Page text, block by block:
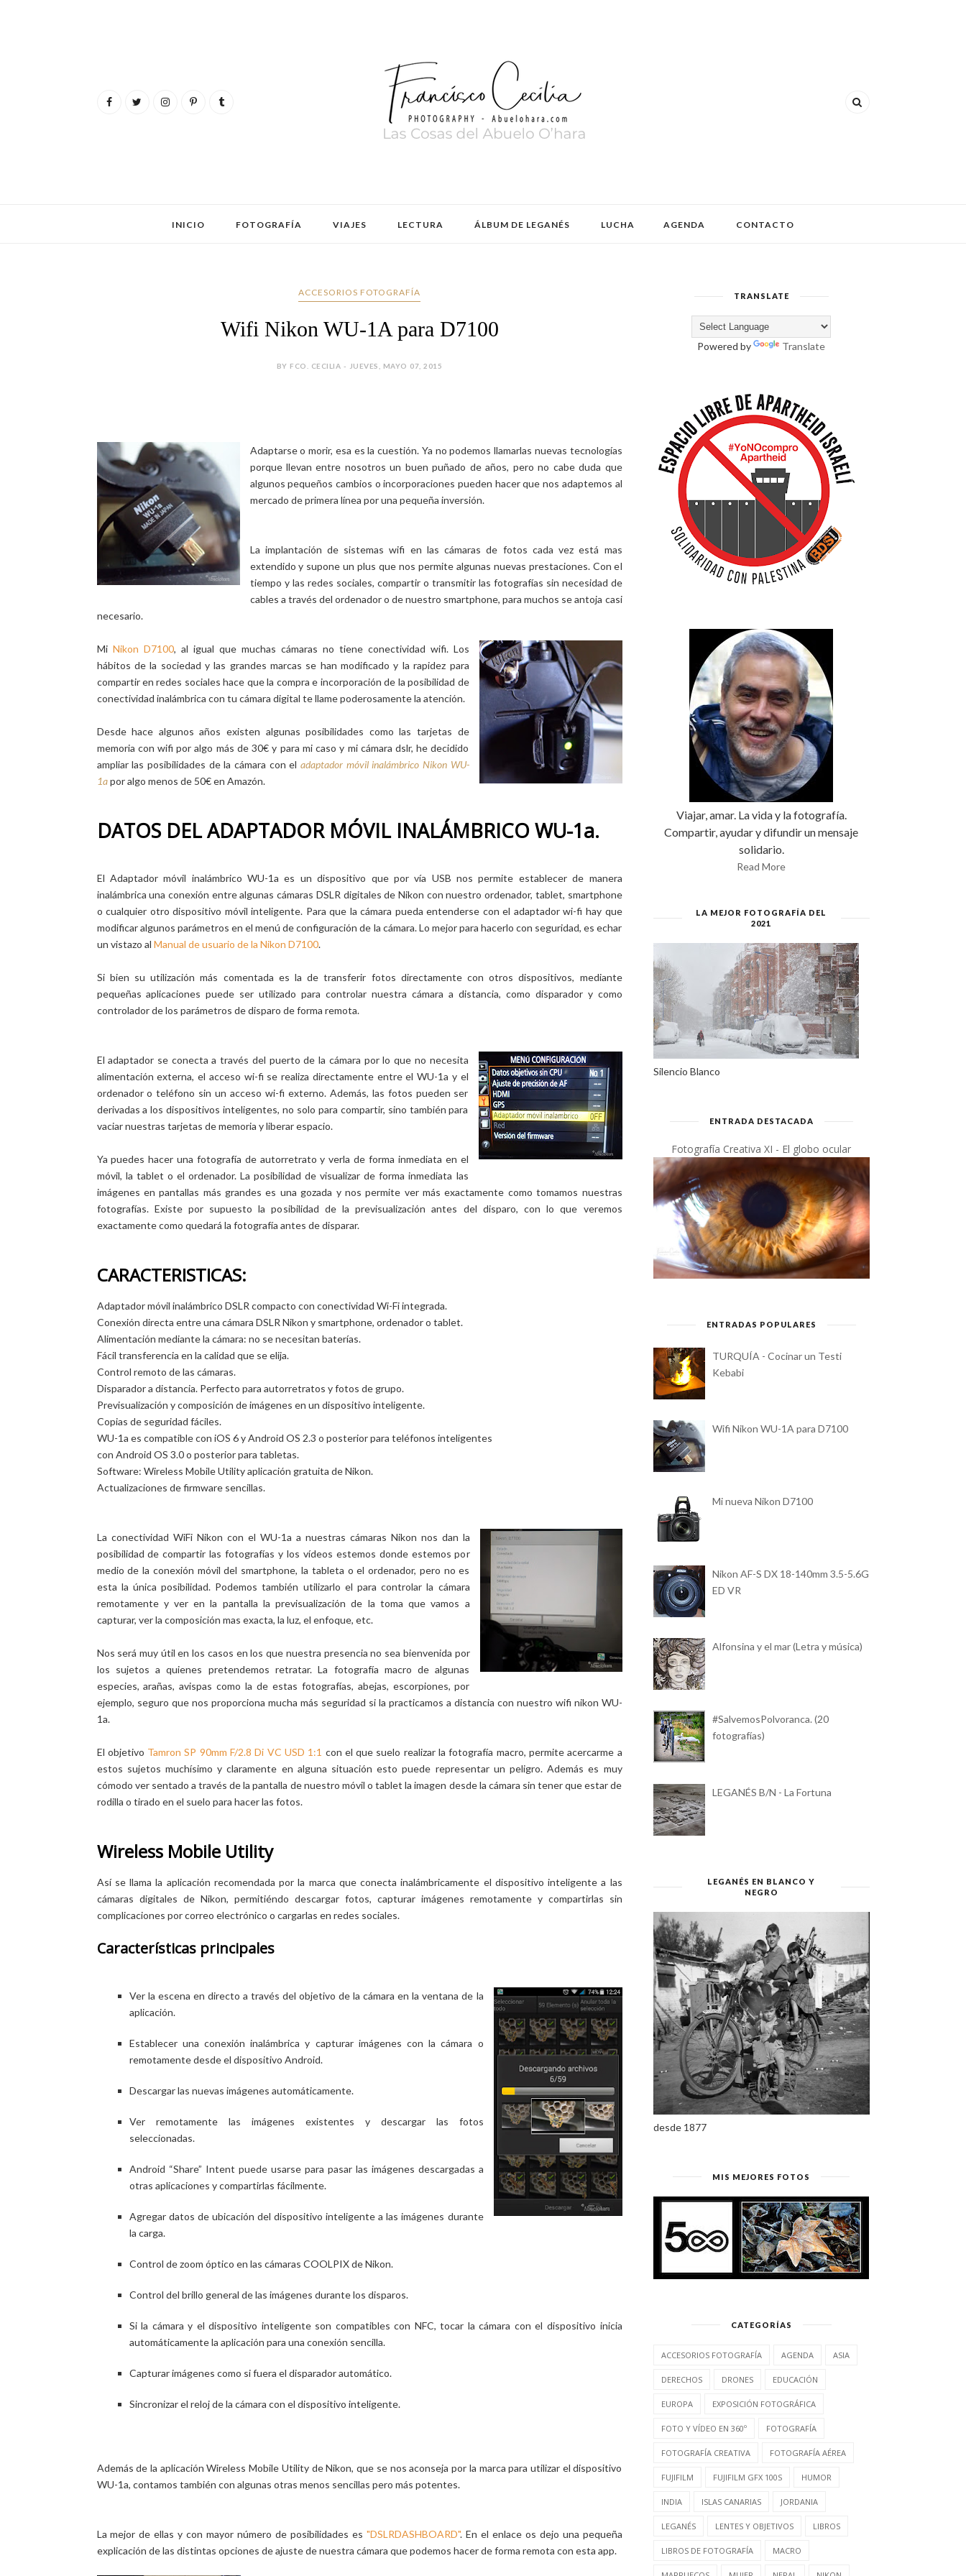
INICIO FOTOGRAFÍA VIAJES LECTURA ÁLBUM DE LEGANÉS LUCHA AGENDA CONTACTO
ACCESORIOS FOTOGRAFÍA
Wifi Nikon WU-1A para D7100
BY FCO. CECILIA - JUEVES, MAYO 07, 2015
Adaptarse o morir, esa es la cuestión. Ya no podemos llamarlas nuevas tecnologías
porque llevan entre nosotros un buen puñado de años, pero no cabe duda que
algunos pequeños cambios o incorporaciones pueden hacer que nos adaptemos al
mercado de primera línea por una pequeña inversión.
La implantación de sistemas wifi en las cámaras de fotos cada vez está mas
extendido y supone un plus que nos permite algunas nuevas prestaciones. Con el
tiempo y las redes sociales, compartir o transmitir las fotografías sin necesidad de
cables a través del ordenador o de nuestro smartphone, para muchos se antoja casi
necesario.
Mi Nikon D7100, al igual que muchas cámaras no tiene conectividad wifi. Los
hábitos de la sociedad y las grandes marcas se han modificado y la rapidez para
compartir en redes sociales hace que la compra e incorporación de la posibilidad de
conectividad inalámbrica con tu cámara digital te llame poderosamente la atención.
Desde hace algunos años existen algunas posibilidades como las tarjetas de
memoria con wifi por algo más de 30€ y para mi caso y mi cámara dslr, he decidido
ampliar las posibilidades de la cámara con el adaptador móvil inalámbrico Nikon WU-
1apor algo menos de 50€ en Amazón.
DATOS DEL ADAPTADOR MÓVIL INALÁMBRICO WU-1a.
El Adaptador móvil inalámbrico WU-1a es un dispositivo que por vía USB nos permite establecer de manera
inalámbrica una conexión entre algunas cámaras DSLR digitales de Nikon con nuestro ordenador, tablet, smartphone
o cualquier otro dispositivo móvil inteligente. Para que la cámara pueda entenderse con el adaptador wi-fi hay que
modificar algunos parámetros en el menú de configuración de la cámara. Lo mejor para hacerlo con seguridad, es echar
un vistazo al Manual de usuario de la Nikon D7100.
Si bien su utilización más comentada es la de transferir fotos directamente con otros dispositivos, mediante
pequeñas aplicaciones puede ser utilizado para controlar nuestra cámara a distancia, como disparador y como
controlador de los parámetros de disparo de forma remota.
El adaptador se conecta a través del puerto de la cámara por lo que no necesita
alimentación externa, el acceso wi-fi se realiza directamente entre el WU-1a y el
ordenador o teléfono sin un acceso wi-fi externo. Además, las fotos pueden ser
derivadas a los dispositivos inteligentes, no solo para compartir, sino también para
vaciar nuestras tarjetas de memoria y liberar espacio.
Ya puedes hacer una fotografía de autorretrato y verla de forma inmediata en el
móvil, la tablet o el ordenador. La posibilidad de visualizar de forma inmediata las
imágenes en pantallas más grandes es una gozada y nos permite ver más exactamente como tomamos nuestras
fotografías. Existe por supuesto la posibilidad de la previsualización antes del disparo, con lo que veremos
exactamente como quedará la fotografía antes de disparar.
CARACTERISTICAS:
Adaptador móvil inalámbrico DSLR compacto con conectividad Wi-Fi integrada.
Conexión directa entre una cámara DSLR Nikon y smartphone, ordenador o tablet.
Alimentación mediante la cámara: no se necesitan baterías.
Fácil transferencia en la calidad que se elija.
Control remoto de las cámaras.
Disparador a distancia. Perfecto para autorretratos y fotos de grupo.
Previsualización y composición de imágenes en un dispositivo inteligente.
Copias de seguridad fáciles.
WU-1a es compatible con iOS 6 y Android OS 2.3 o posterior para teléfonos inteligentes
con Android OS 3.0 o posterior para tabletas.
Software: Wireless Mobile Utility aplicación gratuita de Nikon.
Actualizaciones de firmware sencillas.
La conectividad WiFi Nikon con el WU-1a a nuestras cámaras Nikon nos dan la
posibilidad de compartir las fotografías y los vídeos estemos donde estemos por
medio de la conexión móvil del smartphone, la tableta o el ordenador, pero no es
esta la única posibilidad. Podemos también utilizarlo el para controlar la cámara
remotamente y ver en la pantalla la previsualización de la toma que vamos a
capturar, ver la composición mas exacta, la luz, el enfoque, etc.
Nos será muy útil en los casos en los que nuestra presencia no sea bienvenida por
los sujetos a quienes pretendemos retratar. La fotografía macro de algunas
especies, arañas, avispas como la de estas fotografías, abejas, escorpiones, por
ejemplo, seguro que nos proporciona mucha más seguridad si la practicamos a distancia con nuestro wifi nikon WU-
1a.
El objetivo Tamron SP 90mm F/2.8 Di VC USD 1:1 con el que suelo realizar la fotografía macro, permite acercarme a
estos sujetos muchísimo y claramente en alguna situación esto puede representar un peligro. Además es muy
cómodo ver sentado a través de la pantalla de nuestro móvil o tablet la imagen desde la cámara sin tener que estar de
rodilla o tirado en el suelo para hacer las fotos.
Wireless Mobile Utility
Así se llama la aplicación recomendada por la marca que conecta inalámbricamente el dispositivo inteligente a las
cámaras digitales de Nikon, permitiéndo descargar fotos, capturar imágenes remotamente y compartirlas sin
complicaciones por correo electrónico o cargarlas en redes sociales.
Características principales
Ver la escena en directo a través del objetivo de la cámara en la ventana de la
aplicación.
Establecer una conexión inalámbrica y capturar imágenes con la cámara o
remotamente desde el dispositivo Android.
Descargar las nuevas imágenes automáticamente.
Ver remotamente las imágenes existentes y descargar las fotos
seleccionadas.
Android “Share” Intent puede usarse para pasar las imágenes descargadas a
otras aplicaciones y compartirlas fácilmente.
Agregar datos de ubicación del dispositivo inteligente a las imágenes durante
la carga.
Control de zoom óptico en las cámaras COOLPIX de Nikon.
Control del brillo general de las imágenes durante los disparos.
Si la cámara y el dispositivo inteligente son compatibles con NFC, tocar la cámara con el dispositivo inicia
automáticamente la aplicación para una conexión sencilla.
Capturar imágenes como si fuera el disparador automático.
Sincronizar el reloj de la cámara con el dispositivo inteligente.
Además de la aplicación Wireless Mobile Utility de Nikon, que se nos aconseja por la marca para utilizar el dispositivo
WU-1a, contamos también con algunas otras menos sencillas pero más potentes.
La mejor de ellas y con mayor número de posibilidades es "DSLRDASHBOARD". En el enlace os dejo una pequeña
explicación de las distintas opciones de ajuste de nuestra cámara que podemos hacer de forma remota con esta app.
TRANSLATE
Powered by Translate
Viajar, amar. La vida y la fotografía.
Compartir, ayudar y difundir un mensaje
solidario.
Read More
LA MEJOR FOTOGRAFÍA DEL
2021
Silencio Blanco
ENTRADA DESTACADA
Fotografía Creativa XI - El globo ocular
ENTRADAS POPULARES
TURQUÍA - Cocinar un Testi
Kebabi
Wifi Nikon WU-1A para D7100
Mi nueva Nikon D7100
Nikon AF-S DX 18-140mm 3.5-5.6G
ED VR
Alfonsina y el mar (Letra y música)
#SalvemosPolvoranca. (20
fotografías)
LEGANÉS B/N - La Fortuna
LEGANÉS EN BLANCO Y
NEGRO
desde 1877
MIS MEJORES FOTOS
CATEGORÍAS
ACCESORIOS FOTOGRAFÍA AGENDA ASIA
DERECHOS DRONES EDUCACIÓN
EUROPA EXPOSICIÓN FOTOGRÁFICA
FOTO Y VÍDEO EN 360º FOTOGRAFÍA
FOTOGRAFÍA CREATIVA FOTOGRAFÍA AÉREA
FUJIFILM FUJIFILM GFX 100S HUMOR
INDIA ISLAS CANARIAS JORDANIA
LEGANÉS LENTES Y OBJETIVOS LIBROS
LIBROS DE FOTOGRAFÍA MACRO